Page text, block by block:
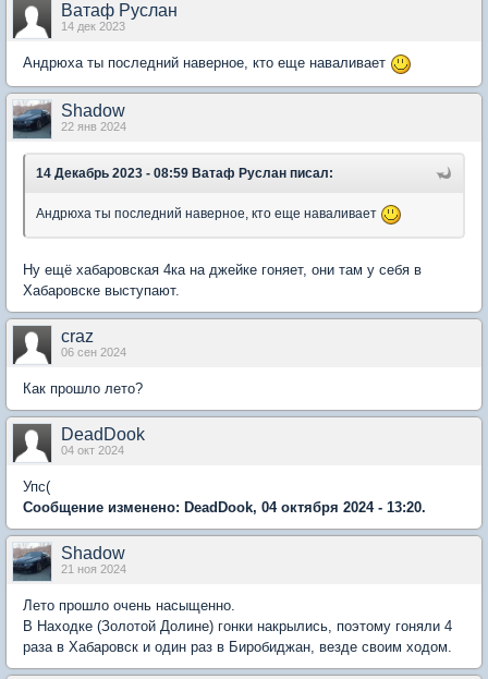
Ватаф Руслан
14 дек 2023
Андрюха ты последний наверное, кто еще наваливает
Shadow
22 янв 2024
14 Декабрь 2023 - 08:59 Ватаф Руслан писал:
Андрюха ты последний наверное, кто еще наваливает
Ну ещё хабаровская 4ка на джейке гоняет, они там у себя в
Хабаровске выступают.
craz
06 сен 2024
Как прошло лето?
DeadDook
04 окт 2024
Упс(
Сообщение изменено: DeadDook, 04 октября 2024 - 13:20.
Shadow
21 ноя 2024
Лето прошло очень насыщенно.
В Находке (Золотой Долине) гонки накрылись, поэтому гоняли 4
раза в Хабаровск и один раз в Биробиджан, везде своим ходом.